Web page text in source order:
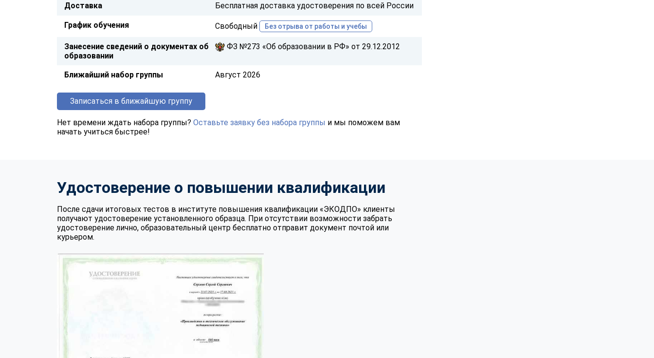
Доставка Бесплатная доставка удостоверения по всей России
График обучения Свободный Без отрыва от работы и учебы
Занесение сведений о документах об
образовании
ФЗ №273 «Об образовании в РФ» от 29.12.2012
Ближайший набор группы Август 2026
Записаться в ближайшую группу
Нет времени ждать набора группы? Оставьте заявку без набора группы и мы поможем вам
начать учиться быстрее!
Удостоверение о повышении квалификации
После сдачи итоговых тестов в институте повышения квалификации «ЭКОДПО» клиенты
получают удостоверение установленного образца. При отсутствии возможности забрать
удостоверение лично, образовательный центр бесплатно отправит документ почтой или
курьером.